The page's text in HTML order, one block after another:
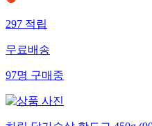
297적립
무료배송
97명구매중